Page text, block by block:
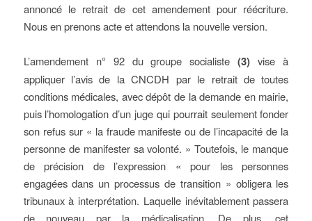
annoncé le retrait de cet amendement pour réécriture.
Nous en prenons acte et attendons la nouvelle version.
L’amendement n° 92 du groupe socialiste (3) vise à
appliquer l’avis de la CNCDH par le retrait de toutes
conditions médicales, avec dépôt de la demande en mairie,
puis l’homologation d’un juge qui pourrait seulement fonder
son refus sur « la fraude manifeste ou de l’incapacité de la
personne de manifester sa volonté. » Toutefois, le manque
de précision de l’expression « pour les personnes
engagées dans un processus de transition » obligera les
tribunaux à interprétation. Laquelle inévitablement passera
de nouveau par la médicalisation. De plus, cet